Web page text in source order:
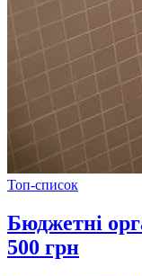
Топ-список
Бюджетні
500 грн